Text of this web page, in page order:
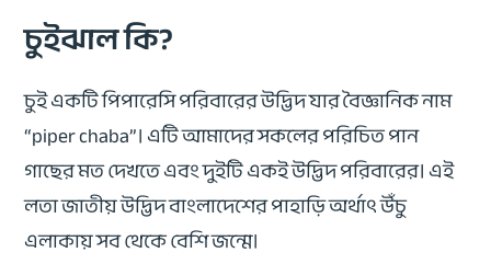
চুইঝাল কি?
চুই একটি পিপারেসি পরিবারের উদ্ভিদ যার বৈজ্ঞানিক নাম
“piper chaba”। এটি আমাদের সকলের পরিচিত পান
গাছের মত দেখতে এবং দুইটি একই উদ্ভিদ পরিবারের। এই
লতা জাতীয় উদ্ভিদ বাংলাদেশের পাহাড়ি অর্থাৎ উঁচু
এলাকায় সব থেকে বেশি জন্মে।